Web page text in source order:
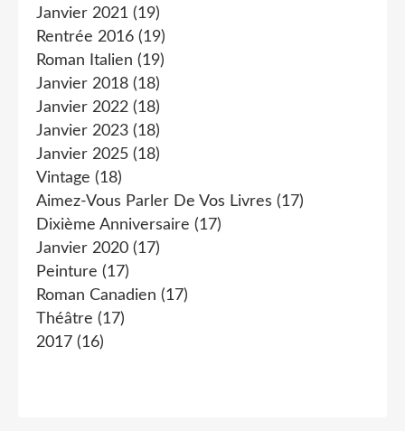
Janvier 2021 (19)
Rentrée 2016 (19)
Roman Italien (19)
Janvier 2018 (18)
Janvier 2022 (18)
Janvier 2023 (18)
Janvier 2025 (18)
Vintage (18)
Aimez-Vous Parler De Vos Livres (17)
Dixième Anniversaire (17)
Janvier 2020 (17)
Peinture (17)
Roman Canadien (17)
Théâtre (17)
2017 (16)